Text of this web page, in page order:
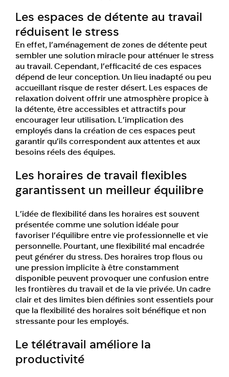
Les espaces de détente au travail
réduisent le stress
En effet, l’aménagement de zones de détente peut
sembler une solution miracle pour atténuer le stress
au travail. Cependant, l’efficacité de ces espaces
dépend de leur conception. Un lieu inadapté ou peu
accueillant risque de rester désert. Les espaces de
relaxation doivent offrir une atmosphère propice à
la détente, être accessibles et attractifs pour
encourager leur utilisation. L’implication des
employés dans la création de ces espaces peut
garantir qu’ils correspondent aux attentes et aux
besoins réels des équipes.
Les horaires de travail flexibles
garantissent un meilleur équilibre
L’idée de flexibilité dans les horaires est souvent
présentée comme une solution idéale pour
favoriser l’équilibre entre vie professionnelle et vie
personnelle. Pourtant, une flexibilité mal encadrée
peut générer du stress. Des horaires trop flous ou
une pression implicite à être constamment
disponible peuvent provoquer une confusion entre
les frontières du travail et de la vie privée. Un cadre
clair et des limites bien définies sont essentiels pour
que la flexibilité des horaires soit bénéfique et non
stressante pour les employés.
Le télétravail améliore la
productivité